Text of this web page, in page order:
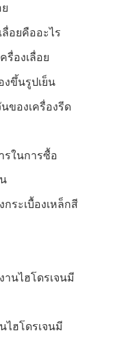
ลื่อยคืออะไร
รื่องเลื่อย
งขึ้นรูปเย็น
ของเครื่องรีด
รในการซื้อ
ระเบื้องเหล็กสี
นไฮโดรเจนมี
ไฮโดรเจนมี